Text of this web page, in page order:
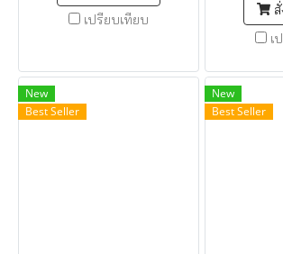
เปรียบเทียบ
เ
New
Best Seller
New
Best Seller